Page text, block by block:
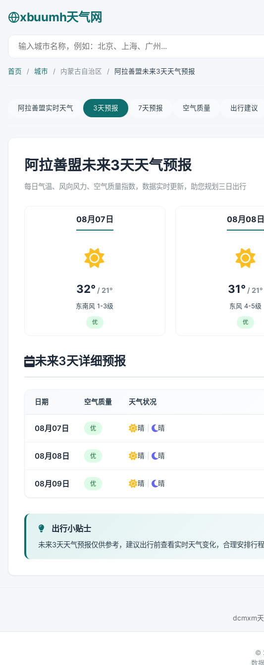
xbuumh天气网
首页 / 城市 / 内蒙古自治区 / 阿拉善盟未来3天天气预报
阿拉善盟实时天气 3天预报 7天预报 空气质量 出行建议
阿拉善盟未来3天天气预报
每日气温、风向风力、空气质量指数，数据实时更新，助您规划三日出行
08月07日
32° / 21°
东南风 1-3级
优
08月08日
31° / 21°
东风 4-5级
优
未来3天详细预报
日期 空气质量 天气状况
08月07日 优 晴 晴
08月08日 优 晴 晴
08月09日 优 晴 晴
出行小贴士
未来3天天气预报仅供参考，建议出行前查看实时天气变化，合理安排行程
dcmxm
©
数